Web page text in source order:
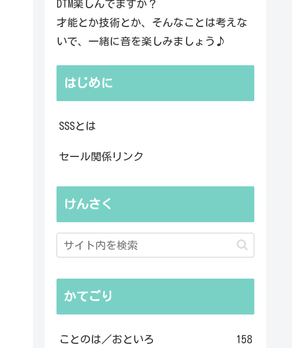
DTM楽しんでますか？
才能とか技術とか、そんなことは考えな
いで、一緒に音を楽しみましょう♪
はじめに
SSSとは
セール関係リンク
けんさく
かてごり
ことのは／おといろ 158